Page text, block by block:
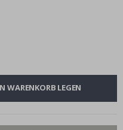
WARENKORB LEGEN